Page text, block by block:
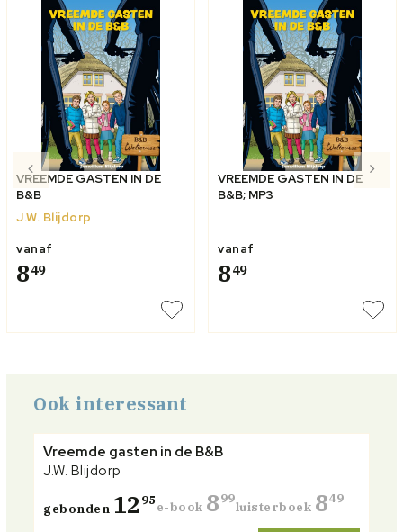
VREEMDE GASTEN IN DE
B&B
J.W. Blijdorp
vanaf
849
VREEMDE GASTEN IN DE
B&B; MP3
vanaf
849
Ook interessant
Vreemde gasten in de B&B
J.W. Blijdorp
gebonden 12 95e-book 899
luisterboek 849